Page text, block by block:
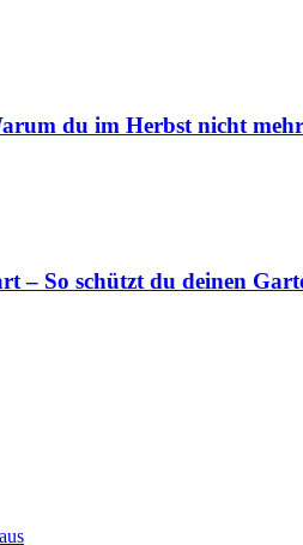
du im Herbst nicht mehr
– So schützt du deinen